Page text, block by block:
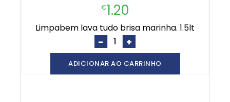
€1.20
limpabem lava tudo brisa marinha. 1.5lt
- +
ADICIONAR AO CARRINHO